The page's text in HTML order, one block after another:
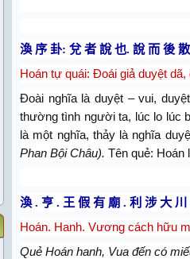
渙 序 卦: 兌 者 說 也. 說 而 後
Hoán tự quái: Đoái giả duyệt
Đoài nghĩa là duyệt – vui,
thường tình người ta, lúc lo lúc
là một nghĩa, thảy là nghĩa
Phan Bội Châu). Tên quẻ: Hoán
渙. 亨 . 王 假 有 廟. 利 涉 大 川
Hoán. Hanh. Vương cách hữu
Quẻ Hoán hanh, Vua đến có